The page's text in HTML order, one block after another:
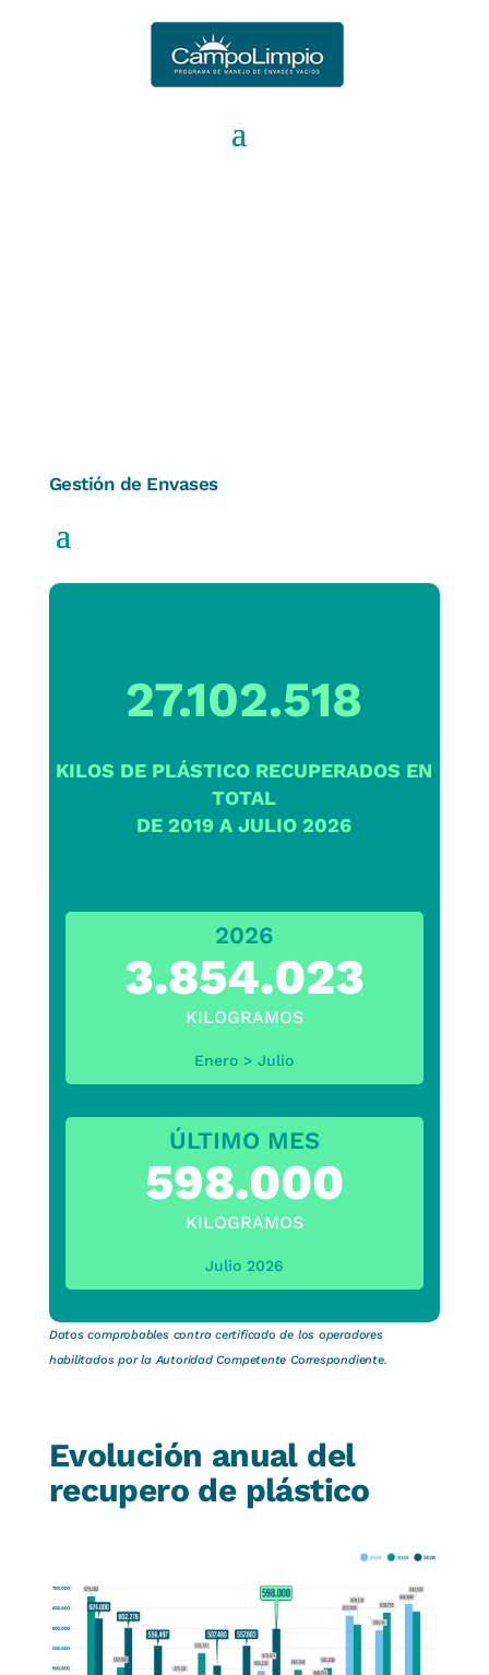
Gestión de Envases
27.102.518
KILOS DE PLÁSTICO RECUPERADOS EN
TOTAL
DE 2019 A JULIO 2026
2026
3.854.023
KILOGRAMOS
Enero > Julio
ÚLTIMO MES
598.000
KILOGRAMOS
Julio 2026
Datos comprobables contra certificado de los operadores
habilitados por la Autoridad Competente Correspondiente.
Evolución anual del
recupero de plástico